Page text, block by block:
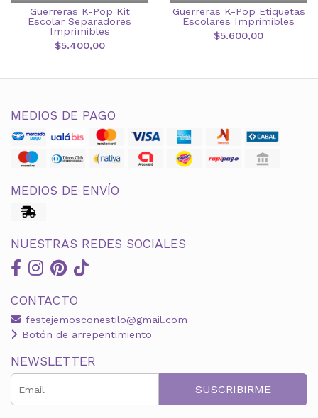
Guerreras K-Pop Kit
Escolar Separadores
Imprimibles
$5.400,00
Guerreras K-Pop Etiquetas
Escolares Imprimibles
$5.600,00
MEDIOS DE PAGO
MEDIOS DE ENVÍO
NUESTRAS REDES SOCIALES
CONTACTO
festejemosconestilo@gmail.com
Botón de arrepentimiento
NEWSLETTER
SUSCRIBIRME